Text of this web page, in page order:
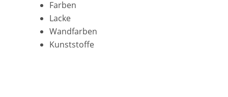
Farben
Lacke
Wandfarben
Kunststoffe